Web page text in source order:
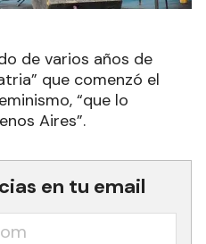
de varios años de
que comenzó el
“que lo
Aires”.
en tu email